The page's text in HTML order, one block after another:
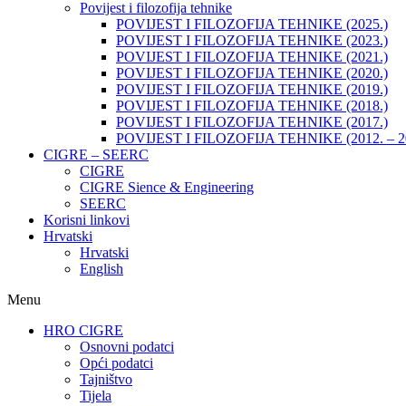
Povijest i filozofija tehnike
POVIJEST I FILOZOFIJA TEHNIKE (2025.)
POVIJEST I FILOZOFIJA TEHNIKE (2023.)
POVIJEST I FILOZOFIJA TEHNIKE (2021.)
POVIJEST I FILOZOFIJA TEHNIKE (2020.)
POVIJEST I FILOZOFIJA TEHNIKE (2019.)
POVIJEST I FILOZOFIJA TEHNIKE (2018.)
POVIJEST I FILOZOFIJA TEHNIKE (2017.)
POVIJEST I FILOZOFIJA TEHNIKE (2012. –
CIGRE – SEERC
CIGRE
CIGRE Sience & Engineering
SEERC
Korisni linkovi
Hrvatski
Hrvatski
English
Menu
HRO CIGRE
Osnovni podatci​
Opći podatci
Tajništvo
Tijela